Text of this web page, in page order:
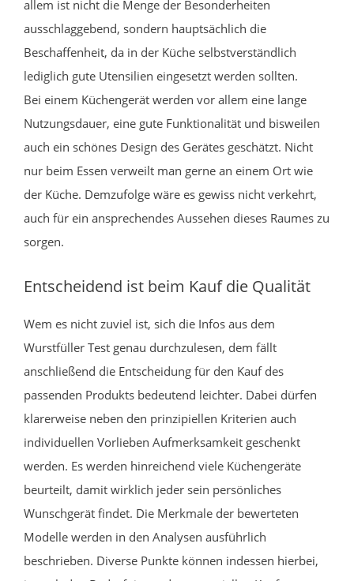
allem ist nicht die Menge der Besonderheiten
ausschlaggebend, sondern hauptsächlich die
Beschaffenheit, da in der Küche selbstverständlich
lediglich gute Utensilien eingesetzt werden sollten.
Bei einem Küchengerät werden vor allem eine lange
Nutzungsdauer, eine gute Funktionalität und bisweilen
auch ein schönes Design des Gerätes geschätzt. Nicht
nur beim Essen verweilt man gerne an einem Ort wie
der Küche. Demzufolge wäre es gewiss nicht verkehrt,
auch für ein ansprechendes Aussehen dieses Raumes zu
sorgen.
Entscheidend ist beim Kauf die Qualität
Wem es nicht zuviel ist, sich die Infos aus dem
Wurstfüller Test genau durchzulesen, dem fällt
anschließend die Entscheidung für den Kauf des
passenden Produkts bedeutend leichter. Dabei dürfen
klarerweise neben den prinzipiellen Kriterien auch
individuellen Vorlieben Aufmerksamkeit geschenkt
werden. Es werden hinreichend viele Küchengeräte
beurteilt, damit wirklich jeder sein persönliches
Wunschgerät findet. Die Merkmale der bewerteten
Modelle werden in den Analysen ausführlich
beschrieben. Diverse Punkte können indessen hierbei,